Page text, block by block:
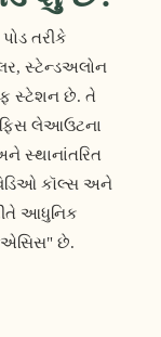
તરીકે
સ્ટેન્ડઅલોન
સ્ટેશન છે. તે
લેઆઉટના
સ્થાનાંતરિત
કૉલ્સ અને
આધુનિક
છે.